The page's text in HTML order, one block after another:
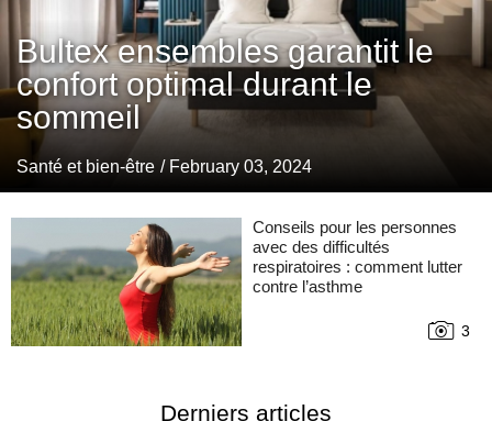
Bultex ensembles garantit le
confort optimal durant le
sommeil
Santé et bien-être / February 03, 2024
Conseils pour les personnes
avec des difficultés
respiratoires : comment lutter
contre l’asthme
3
Derniers articles